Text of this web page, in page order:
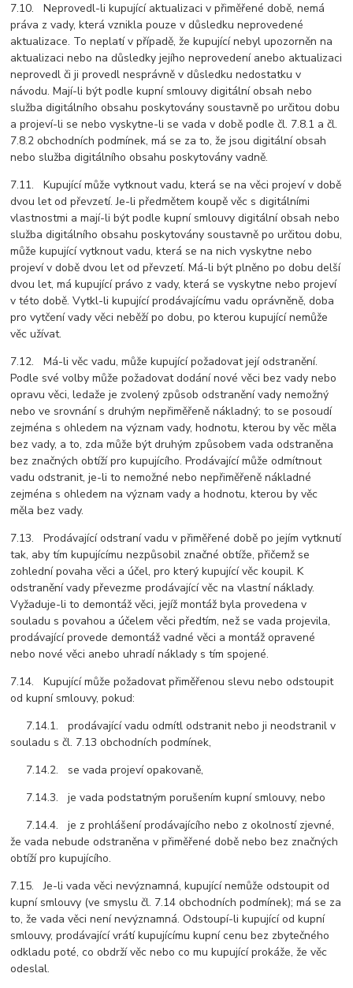
7.10. Neprovedl-li kupující aktualizaci v přiměřené době, nemá
práva z vady, která vznikla pouze v důsledku neprovedené
aktualizace. To neplatí v případě, že kupující nebyl upozorněn na
aktualizaci nebo na důsledky jejího neprovedení anebo aktualizaci
neprovedl či ji provedl nesprávně v důsledku nedostatku v
návodu. Mají-li být podle kupní smlouvy digitální obsah nebo
služba digitálního obsahu poskytovány soustavně po určitou dobu
a projeví-li se nebo vyskytne-li se vada v době podle čl. 7.8.1 a čl.
7.8.2 obchodních podmínek, má se za to, že jsou digitální obsah
nebo služba digitálního obsahu poskytovány vadně.
7.11. Kupující může vytknout vadu, která se na věci projeví v době
dvou let od převzetí. Je-li předmětem koupě věc s digitálními
vlastnostmi a mají-li být podle kupní smlouvy digitální obsah nebo
služba digitálního obsahu poskytovány soustavně po určitou dobu,
může kupující vytknout vadu, která se na nich vyskytne nebo
projeví v době dvou let od převzetí. Má-li být plněno po dobu delší
dvou let, má kupující právo z vady, která se vyskytne nebo projeví
v této době. Vytkl-li kupující prodávajícímu vadu oprávněně, doba
pro vytčení vady věci neběží po dobu, po kterou kupující nemůže
věc užívat.
7.12. Má-li věc vadu, může kupující požadovat její odstranění.
Podle své volby může požadovat dodání nové věci bez vady nebo
opravu věci, ledaže je zvolený způsob odstranění vady nemožný
nebo ve srovnání s druhým nepřiměřeně nákladný; to se posoudí
zejména s ohledem na význam vady, hodnotu, kterou by věc měla
bez vady, a to, zda může být druhým způsobem vada odstraněna
bez značných obtíží pro kupujícího. Prodávající může odmítnout
vadu odstranit, je-li to nemožné nebo nepřiměřeně nákladné
zejména s ohledem na význam vady a hodnotu, kterou by věc
měla bez vady.
7.13. Prodávající odstraní vadu v přiměřené době po jejím vytknutí
tak, aby tím kupujícímu nezpůsobil značné obtíže, přičemž se
zohlední povaha věci a účel, pro který kupující věc koupil. K
odstranění vady převezme prodávající věc na vlastní náklady.
Vyžaduje-li to demontáž věci, jejíž montáž byla provedena v
souladu s povahou a účelem věci předtím, než se vada projevila,
prodávající provede demontáž vadné věci a montáž opravené
nebo nové věci anebo uhradí náklady s tím spojené.
7.14. Kupující může požadovat přiměřenou slevu nebo odstoupit
od kupní smlouvy, pokud:
7.14.1. prodávající vadu odmítl odstranit nebo ji neodstranil v
souladu s čl. 7.13 obchodních podmínek,
7.14.2. se vada projeví opakovaně,
7.14.3. je vada podstatným porušením kupní smlouvy, nebo
7.14.4. je z prohlášení prodávajícího nebo z okolností zjevné,
že vada nebude odstraněna v přiměřené době nebo bez značných
obtíží pro kupujícího.
7.15. Je-li vada věci nevýznamná, kupující nemůže odstoupit od
kupní smlouvy (ve smyslu čl. 7.14 obchodních podmínek); má se za
to, že vada věci není nevýznamná. Odstoupí-li kupující od kupní
smlouvy, prodávající vrátí kupujícímu kupní cenu bez zbytečného
odkladu poté, co obdrží věc nebo co mu kupující prokáže, že věc
odeslal.